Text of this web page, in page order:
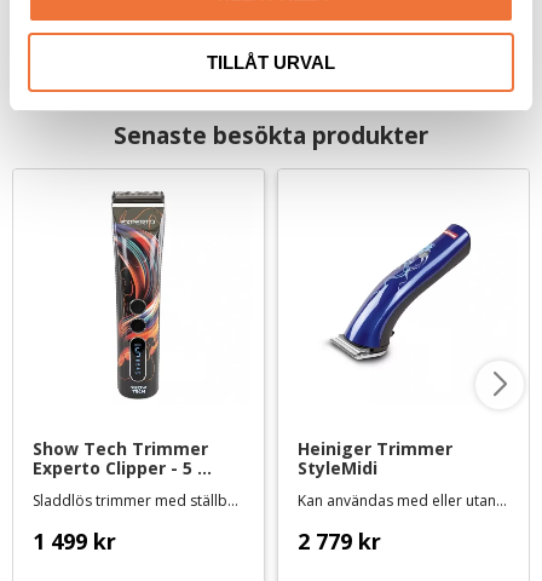
TILLÅT URVAL
Senaste besökta produkter
Show Tech Trimmer
Experto Clipper - 5
Sladdlös trimmer med ställbart skär
1 499 kr
Heiniger Trimmer
StyleMidi
Kan användas med eller utan sladd
2 779 kr